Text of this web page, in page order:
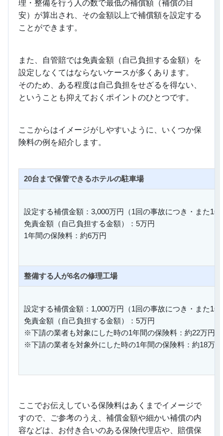
理・整備を行う人の数で最低の補償額（補償の目
安）が算出され、その金額以上で補償額を設定する
ことができます。
また、自管賠では免責金額（自己負担する金額）を
設定しなくてはならないケースが多くあります。
そのため、ある程度は自己負担をせざるを得ない、
ということも抑えておくポイントのひとつです。
ここからはイメージがしやすいように、いくつか保
険料の例を紹介します。
20台まで保管できるホテルの駐車場
設定する補償金額：3,000万円（1回の事故につき・また1
免責金額（自己負担する金額）：5万円
1年間の保険料：約6万円
整備する人が6名の修理工場
設定する補償金額：1,000万円（1回の事故につき・また1
免責金額（自己負担する金額）：5万円
※下請の業者も対象にした時の1年間の保険料：約22万円
※下請の業者を対象外にした時の1年間の保険料：約18万円
ここでお伝えしている保険料はあくまでイメージで
すので、ご参考のうえ、補償金額や細かい補償の内
容などは、お付き合いのある保険代理店や、賠償保